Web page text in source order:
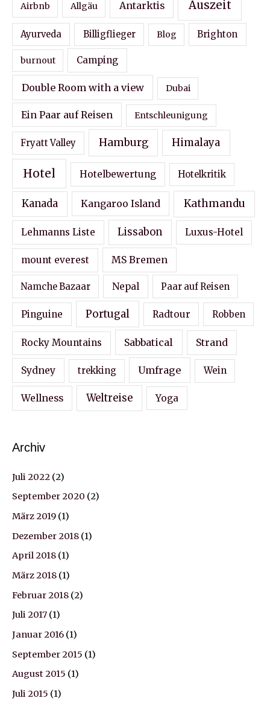
Airbnb Allgäu Antarktis Auszeit
Ayurveda Billigflieger Blog Brighton
burnout Camping
Double Room with a view Dubai
Ein Paar auf Reisen Entschleunigung
Fryatt Valley Hamburg Himalaya
Hotel Hotelbewertung Hotelkritik
Kanada Kangaroo Island Kathmandu
Lehmanns Liste Lissabon Luxus-Hotel
mount everest MS Bremen
Namche Bazaar Nepal Paar auf Reisen
Pinguine Portugal Radtour Robben
Rocky Mountains Sabbatical Strand
Sydney trekking Umfrage Wein
Wellness Weltreise Yoga
Archiv
Juli 2022 (2)
September 2020 (2)
März 2019 (1)
Dezember 2018 (1)
April 2018 (1)
März 2018 (1)
Februar 2018 (2)
Juli 2017 (1)
Januar 2016 (1)
September 2015 (1)
August 2015 (1)
Juli 2015 (1)